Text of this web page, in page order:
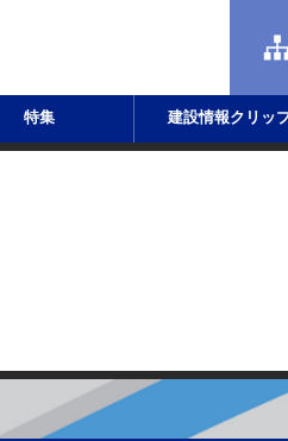
特集 建設情報クリッ